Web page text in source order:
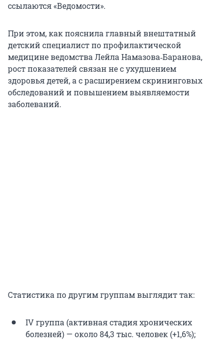
ссылаются «Ведомости».
При этом, как пояснила главный внештатный
детский специалист по профилактической
медицине ведомства Лейла Намазова‑Баранова,
рост показателей связан не с ухудшением
здоровья детей, а с расширением скрининговых
обследований и повышением выявляемости
заболеваний.
Статистика по другим группам выглядит так:
IV группа (активная стадия хронических
болезней) — около 84,3 тыс. человек (+1,6%);